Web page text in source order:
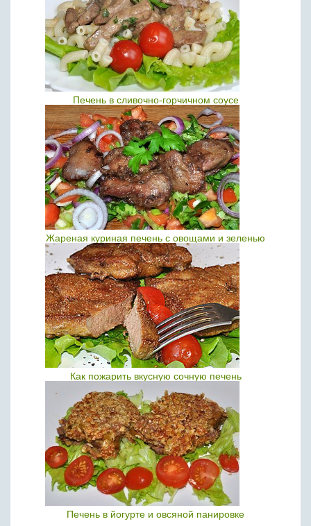
Печень в сливочно-горчичном соусе
Жареная куриная печень с овощами и зеленью
Как пожарить вкусную сочную печень
Печень в йогурте и овсяной панировке